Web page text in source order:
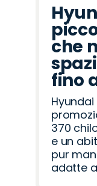
che
fino
Hyundai
370
e un
pur
adatte